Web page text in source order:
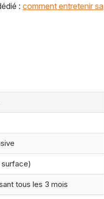
: comment entretenir sa
tous les 3 mois